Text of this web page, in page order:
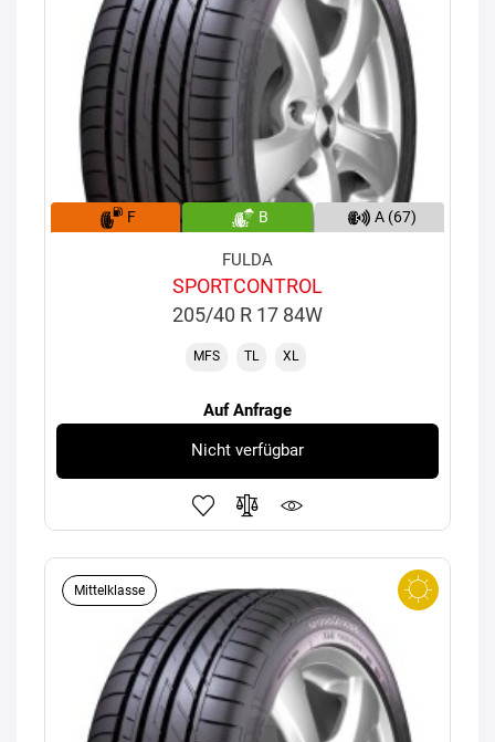
F B A (67)
FULDA
SPORTCONTROL
205/40 R 17 84W
MFS TL XL
Auf Anfrage
Nicht verfügbar
Mittelklasse